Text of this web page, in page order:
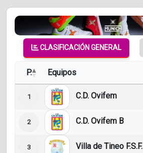
CLASIFICACIÓN GENERAL
P. Equipos
1 C.D. Ovifem
2 C.D. Ovifem B
3 Villa de Tineo F.S.F.